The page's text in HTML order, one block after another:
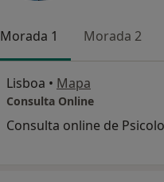
Morada 1 Morada 2
Lisboa • Mapa
Consulta Online
Consulta online de